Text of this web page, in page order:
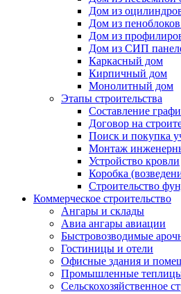
Дом из
Дом из
Дом из
Дом из СИП
Каркасный дом
Кирпичный дом
Монолитный дом
Этапы строительства
Составление
Договор на
Поиск и покупка
Монтаж
Устройство кровли
Коробка
Строительство
Коммерческое строительство
Ангары и склады
Авиа ангары авиации
Быстровозводимые
Гостиницы и отели
Офисные здания и
Промышленные
Сельскохозяйственное